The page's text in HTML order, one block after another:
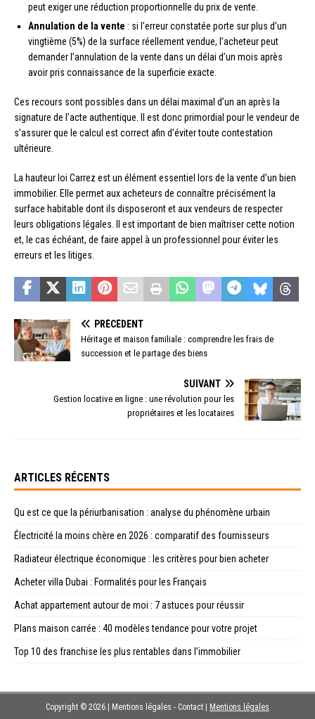
peut exiger une réduction proportionnelle du prix de vente.
Annulation de la vente : si l’erreur constatée porte sur plus d’un
vingtième (5%) de la surface réellement vendue, l’acheteur peut
demander l’annulation de la vente dans un délai d’un mois après
avoir pris connaissance de la superficie exacte.
Ces recours sont possibles dans un délai maximal d’un an après la
signature de l’acte authentique. Il est donc primordial pour le vendeur de
s’assurer que le calcul est correct afin d’éviter toute contestation
ultérieure.
La hauteur loi Carrez est un élément essentiel lors de la vente d’un bien
immobilier. Elle permet aux acheteurs de connaître précisément la
surface habitable dont ils disposeront et aux vendeurs de respecter
leurs obligations légales. Il est important de bien maîtriser cette notion
et, le cas échéant, de faire appel à un professionnel pour éviter les
erreurs et les litiges.
PRÉCÉDENT
Héritage et maison familiale : comprendre les frais de
succession et le partage des biens
SUIVANT
Gestion locative en ligne : une révolution pour les
propriétaires et les locataires
ARTICLES RÉCENTS
Qu est ce que la périurbanisation : analyse du phénomène urbain
Électricité la moins chère en 2026 : comparatif des fournisseurs
Radiateur électrique économique : les critères pour bien acheter
Acheter villa Dubai : Formalités pour les Français
Achat appartement autour de moi : 7 astuces pour réussir
Plans maison carrée : 40 modèles tendance pour votre projet
Top 10 des franchise les plus rentables dans l’immobilier
Copyright © 2026 | Mentions légales - Contact Mentions légales